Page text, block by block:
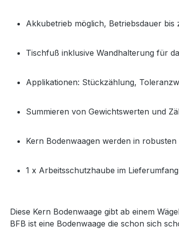
Akkubetrieb möglich, Betriebsdauer bis
Tischfuß inklusive Wandhalterung für
Applikationen: Stückzählung,
Summieren von Gewichtswerten und
Kern Bodenwaagen werden in
1 x Arbeitsschutzhaube im
Diese Kern Bodenwaage gibt ab einem
BFB ist eine Bodenwaage die schon sich